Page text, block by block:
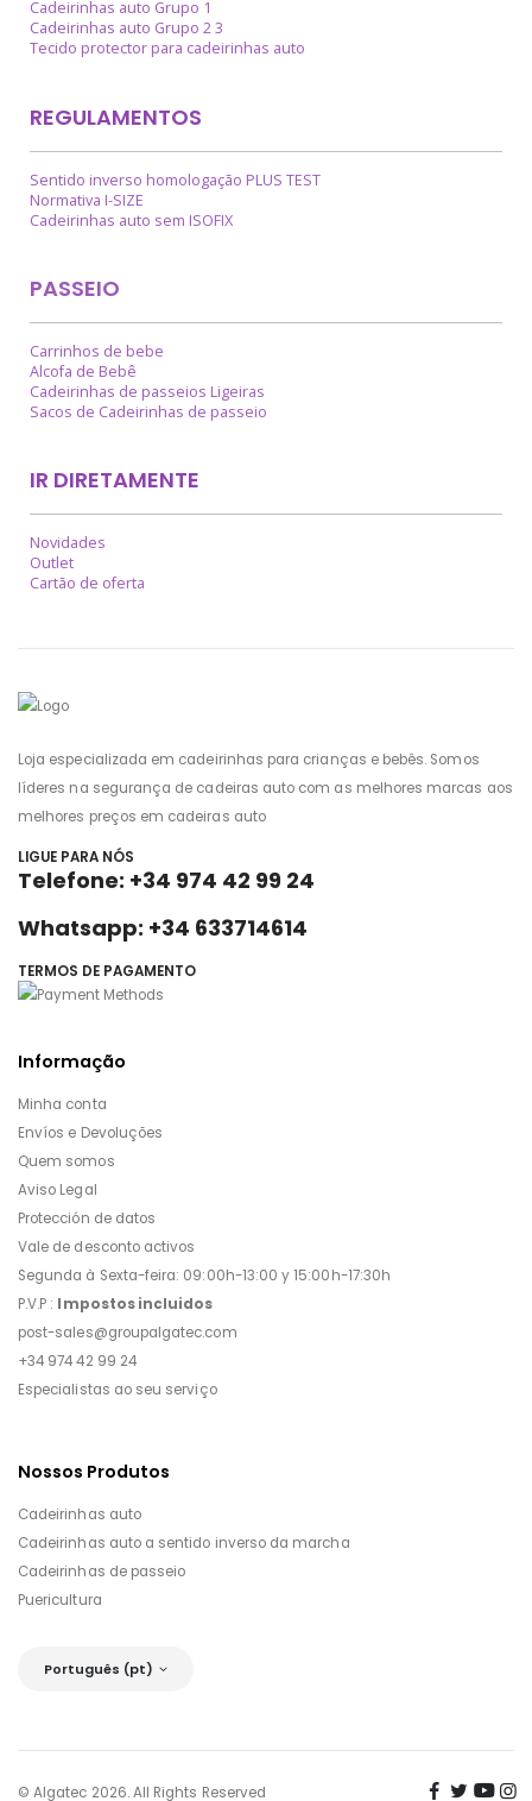
Cadeirinhas auto Grupo 1
Cadeirinhas auto Grupo 2 3
Tecido protector para cadeirinhas auto
REGULAMENTOS
Sentido inverso homologação PLUS TEST
Normativa I-SIZE
Cadeirinhas auto sem ISOFIX
PASSEIO
Carrinhos de bebe
Alcofa de Bebê
Cadeirinhas de passeios Ligeiras
Sacos de Cadeirinhas de passeio
IR DIRETAMENTE
Novidades
Outlet
Cartão de oferta
Loja especializada em cadeirinhas para crianças e bebês. Somos
líderes na segurança de cadeiras auto com as melhores marcas aos
melhores preços em cadeiras auto
LIGUE PARA NÓS
Telefone: +34 974 42 99 24
Whatsapp: +34 633714614
TERMOS DE PAGAMENTO
Informação
Minha conta
Envíos e Devoluções
Quem somos
Aviso Legal
Protección de datos
Vale de desconto activos
Segunda à Sexta-feira: 09:00h-13:00 y 15:00h-17:30h
P.V.P : Impostos incluidos
post-sales@groupalgatec.com
+34 974 42 99 24
Especialistas ao seu serviço
Nossos Produtos
Cadeirinhas auto
Cadeirinhas auto a sentido inverso da marcha
Cadeirinhas de passeio
Puericultura
Português (pt)
© Algatec 2026. All Rights Reserved